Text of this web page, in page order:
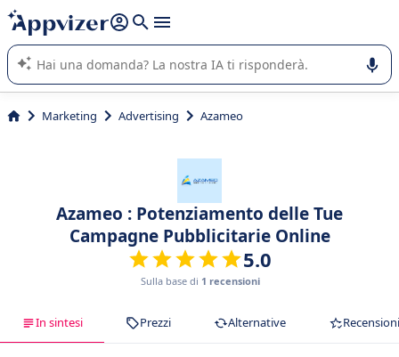
righe con
shift + enter
L'IA di Appvizer vi guida nell'utilizzo o nella scelta di un
software SaaS per la vostra azienda.
Marketing Advertising Azameo
Azameo : Potenziamento delle Tue
Campagne Pubblicitarie Online
5.0
Sulla base di 1 recensioni
In sintesi Prezzi Alternative Recensioni